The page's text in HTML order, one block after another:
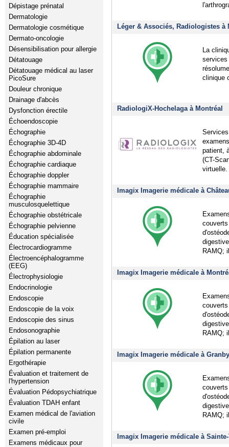
Dépistage prénatal
Dermatologie
Dermatologie cosmétique
Dermato-oncologie
Désensibilisation pour allergie
Détatouage
Détatouage médical au laser
PicoSure
Douleur chronique
Drainage d'abcès
Dysfonction érectile
Échoendoscopie
Échographie
Échographie 3D-4D
Échographie abdominale
Échographie cardiaque
Échographie doppler
Échographie mammaire
Échographie
musculosquelettique
Échographie obstétricale
Échographie pelvienne
Éducation spécialisée
Électrocardiogramme
Électroencéphalogramme
(EEG)
Électrophysiologie
Endocrinologie
Endoscopie
Endoscopie de la voix
Endoscopie des sinus
Endosonographie
Épilation au laser
Épilation permanente
Ergothérapie
Évaluation et traitement de
l'hypertension
Évaluation Pédopsychiatrique
Évaluation TDAH enfant
Examen médical de l'aviation
civile
Examen pré-emploi
Examens médicaux pour
Léger & Associés, Radiologistes à
La
services
clinique
RadiologiX-Hochelaga à Montréal
patient,
(CT-
virtuelle.
Imagix Imagerie médicale à
RAMQ;
Imagix Imagerie médicale à
RAMQ;
Imagix Imagerie médicale à
RAMQ;
Imagix Imagerie médicale à